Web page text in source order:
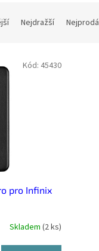
Nejdražší
pro Infinix
Skladem (2 ks)
Kód: 45430